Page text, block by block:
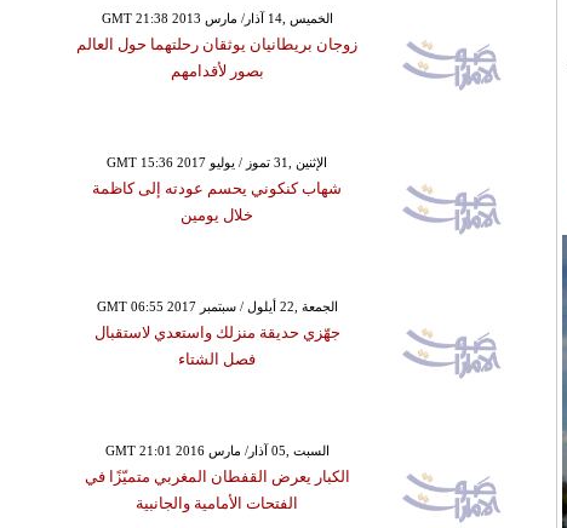
GMT 21:38 2013 الخميس ,14 آذار/ مارس
زوجان بريطانيان يوثقان رحلتهما حول العالم
بصور لأقدامهم
GMT 15:36 2017 الإثنين ,31 تموز / يوليو
شهاب كنكوني يحسم عودته إلى كاظمة
خلال يومين
GMT 06:55 2017 الجمعة ,22 أيلول / سبتمبر
جهّزي حديقة منزلك واستعدي لاستقبال
فصل الشتاء
GMT 21:01 2016 السبت ,05 آذار/ مارس
الكبار يعرض القفطان المغربي متميّزًا في
الفتحات الأمامية والجانبية